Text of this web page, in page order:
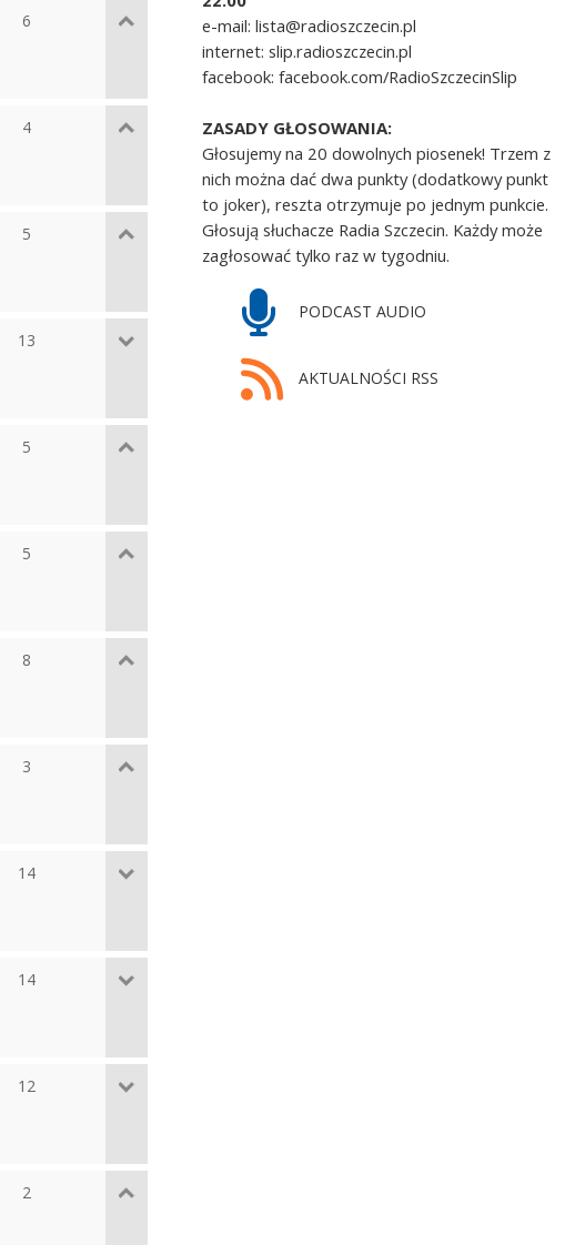
6
4
5
13
5
5
8
3
14
14
12
2
e-mail: lista@radioszczecin.pl
internet: slip.radioszczecin.pl
facebook: facebook.com/RadioSzczecinSlip
ZASADY GŁOSOWANIA:
Głosujemy na 20 dowolnych piosenek! Trzem z
nich można dać dwa punkty (dodatkowy punkt
to joker), reszta otrzymuje po jednym punkcie.
Głosują słuchacze Radia Szczecin. Każdy może
zagłosować tylko raz w tygodniu.
PODCAST AUDIO
AKTUALNOŚCI RSS